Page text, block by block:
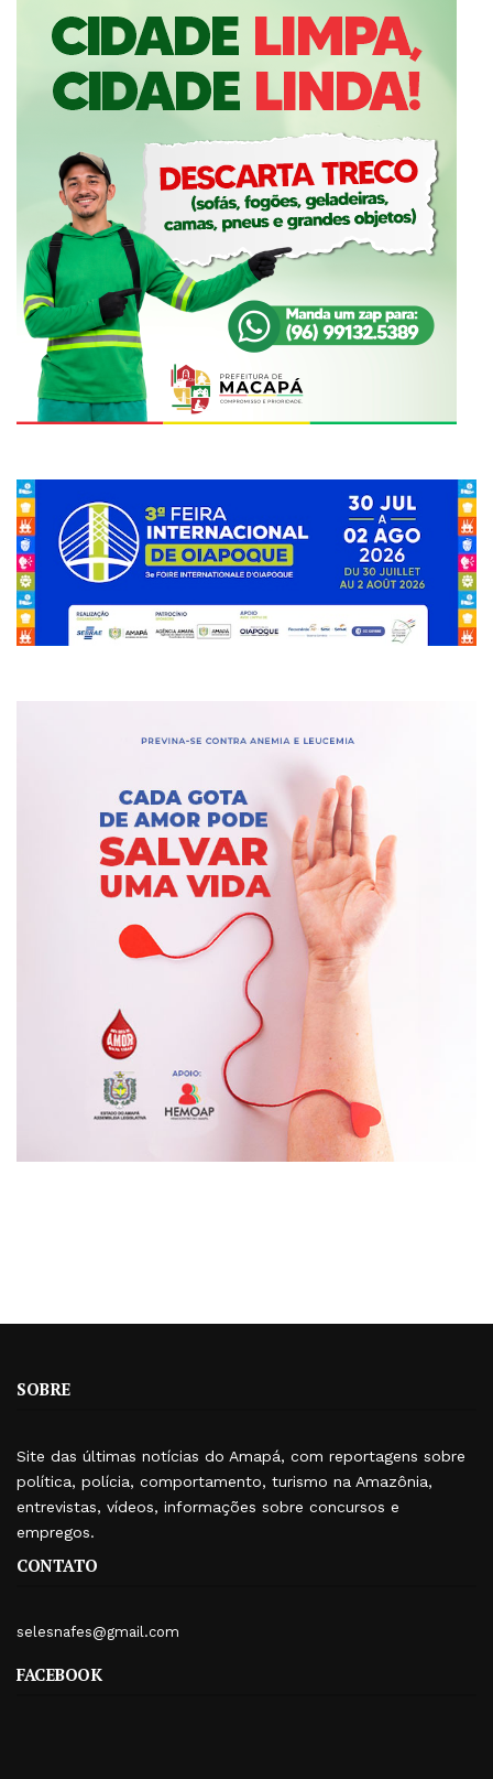
SOBRE
Site das últimas notícias do Amapá, com reportagens sobre
política, polícia, comportamento, turismo na Amazônia,
entrevistas, vídeos, informações sobre concursos e
empregos.
CONTATO
selesnafes@gmail.com
FACEBOOK